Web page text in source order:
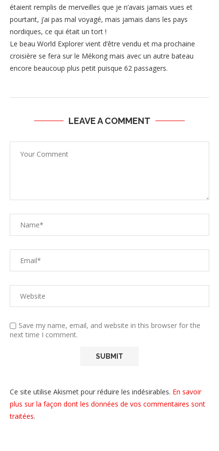
étaient remplis de merveilles que je n’avais jamais vues et
pourtant, j’ai pas mal voyagé, mais jamais dans les pays
nordiques, ce qui était un tort !
Le beau World Explorer vient d’être vendu et ma prochaine
croisière se fera sur le Mékong mais avec un autre bateau
encore beaucoup plus petit puisque 62 passagers.
LEAVE A COMMENT
Save my name, email, and website in this browser for the
next time I comment.
Ce site utilise Akismet pour réduire les indésirables. En savoir
plus sur la façon dont les données de vos commentaires sont
traitées.